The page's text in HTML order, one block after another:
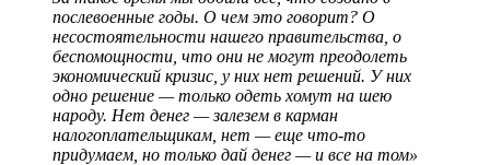
послевоенные годы. О чем это говорит? О
несостоятельности нашего правительства, о
беспомощности, что они не могут преодолеть
экономический кризис, у них нет решений. У них
одно решение — только одеть хомут на шею
народу. Нет денег — залезем в карман
налогоплательщикам, нет — еще что-то
придумаем, но только дай денег — и все на том»